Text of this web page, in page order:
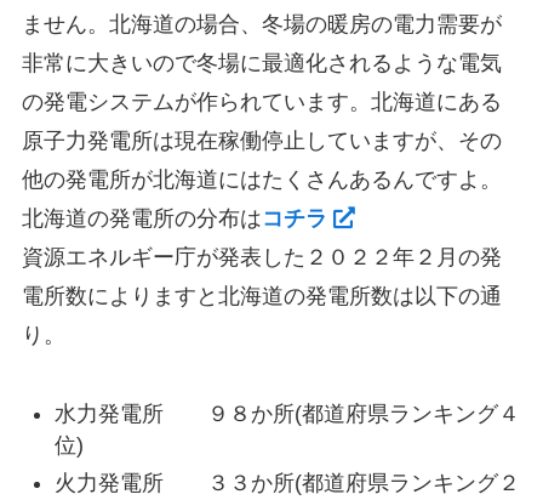
ません。北海道の場合、冬場の暖房の電力需要が
非常に大きいので冬場に最適化されるような電気
の発電システムが作られています。北海道にある
原子力発電所は現在稼働停止していますが、その
他の発電所が北海道にはたくさんあるんですよ。
北海道の発電所の分布はコチラ
資源エネルギー庁が発表した２０２２年２月の発
電所数によりますと北海道の発電所数は以下の通
り。
水力発電所 ９８か所(都道府県ランキング４
位)
火力発電所 ３３か所(都道府県ランキング２